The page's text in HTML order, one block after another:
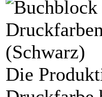
Die